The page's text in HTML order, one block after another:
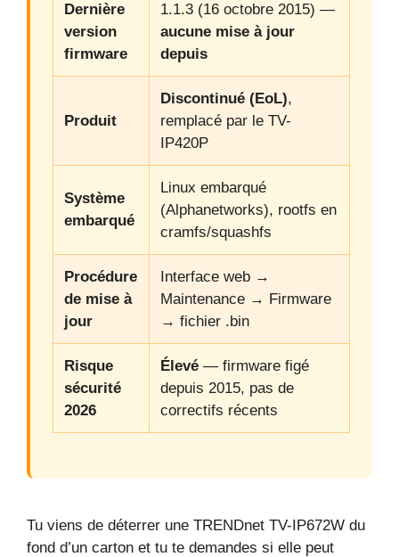
Dernière
version
firmware
1.1.3 (16 octobre 2015) —
aucune mise à jour
depuis
Produit
Discontinué (EoL),
remplacé par le TV-
IP420P
Système
embarqué
Linux embarqué
(Alphanetworks), rootfs en
cramfs/squashfs
Procédure
de mise à
jour
Interface web →
Maintenance → Firmware
→ fichier .bin
Risque
sécurité
2026
Élevé — firmware figé
depuis 2015, pas de
correctifs récents
Tu viens de déterrer une TRENDnet TV-IP672W du
fond d’un carton et tu te demandes si elle peut